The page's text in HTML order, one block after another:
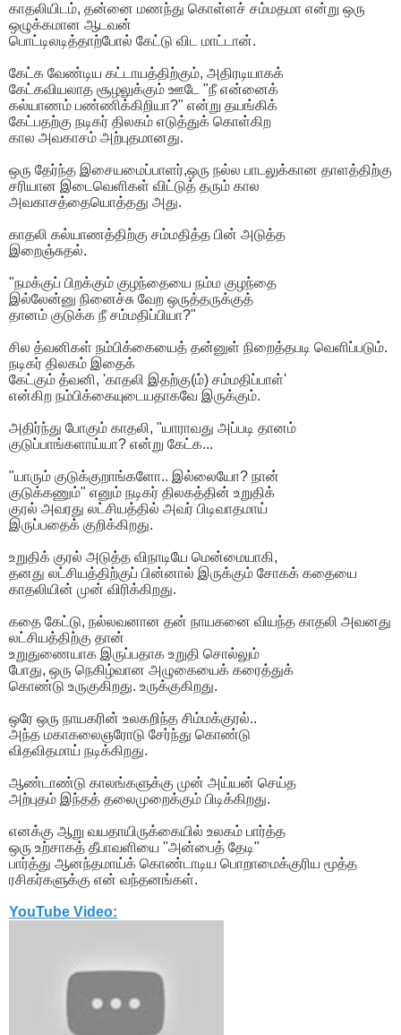
காதலியிடம், தன்னை மணந்து கொள்ளச் சம்மதமா என்று ஒரு
ஒழுக்கமான ஆடவன்
பொட்டிலடித்தாற்போல் கேட்டு விட மாட்டான்.
கேட்க வேண்டிய கட்டாயத்திற்கும், அதிரடியாகக்
கேட்கவியலாத சூழலுக்கும் ஊடே "நீ என்னைக்
கல்யாணம் பண்ணிக்கிறியா?" என்று தயங்கிக்
கேட்பதற்கு நடிகர் திலகம் எடுத்துக் கொள்கிற
கால அவகாசம் அற்புதமானது.
ஒரு தேர்ந்த இசையமைப்பாளர்,ஒரு நல்ல பாடலுக்கான தாளத்திற்கு
சரியான இடைவெளிகள் விட்டுத் தரும் கால
அவகாசத்தையொத்தது அது.
காதலி கல்யாணத்திற்கு சம்மதித்த பின் அடுத்த
இறைஞ்சுதல்.
"நமக்குப் பிறக்கும் குழந்தையை நம்ம குழந்தை
இல்லேன்னு நினைச்சு வேற ஒருத்தருக்குத்
தானம் குடுக்க நீ சம்மதிப்பியா?"
சில த்வனிகள் நம்பிக்கையைத் தன்னுள் நிறைத்தபடி வெளிப்படும்.
நடிகர் திலகம் இதைக்
கேட்கும் த்வனி, 'காதலி இதற்கு(ம்) சம்மதிப்பாள்'
என்கிற நம்பிக்கையுடையதாகவே இருக்கும்.
அதிர்ந்து போகும் காதலி, "யாராவது அப்படி தானம்
குடுப்பாங்களாய்யா? என்று கேட்க...
"யாரும் குடுக்குறாங்களோ.. இல்லையோ? நான்
குடுக்கணும்" எனும் நடிகர் திலகத்தின் உறுதிக்
குரல் அவரது லட்சியத்தில் அவர் பிடிவாதமாய்
இருப்பதைக் குறிக்கிறது.
உறுதிக் குரல் அடுத்த விநாடியே மென்மையாகி,
தனது லட்சியத்திற்குப் பின்னால் இருக்கும் சோகக் கதையை
காதலியின் முன் விரிக்கிறது.
கதை கேட்டு, நல்லவனான தன் நாயகனை வியந்த காதலி அவனது
லட்சியத்திற்கு தான்
உறுதுணையாக இருப்பதாக உறுதி சொல்லும்
போது, ஒரு நெகிழ்வான அழுகையைக் கரைத்துக்
கொண்டு உருகுகிறது. உருக்குகிறது.
ஒரே ஒரு நாயகரின் உலகறிந்த சிம்மக்குரல்..
அந்த மகாகலைஞரோடு சேர்ந்து கொண்டு
விதவிதமாய் நடிக்கிறது.
ஆண்டாண்டு காலங்களுக்கு முன் அய்யன் செய்த
அற்புதம் இந்தத் தலைமுறைக்கும் பிடிக்கிறது.
எனக்கு ஆறு வயதாயிருக்கையில் உலகம் பார்த்த
ஒரு உற்சாகத் தீபாவளியை "அன்பைத் தேடி"
பார்த்து ஆனந்தமாய்க் கொண்டாடிய பொறாமைக்குரிய மூத்த
ரசிகர்களுக்கு என் வந்தனங்கள்.
YouTube Video: